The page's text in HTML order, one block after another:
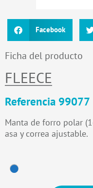
Facebook
Ficha del producto
FLEECE
Referencia 99077
Manta de forro polar
asa y correa ajustable.